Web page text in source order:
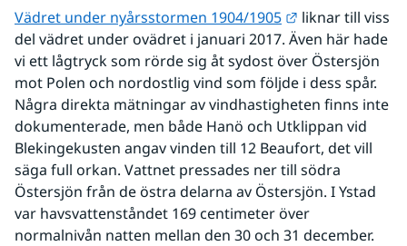
Vädret under nyårsstormen 1904/1905 Länk till annan
liknar till viss
del vädret under ovädret i januari 2017. Även här hade
vi ett lågtryck som rörde sig åt sydost över Östersjön
mot Polen och nordostlig vind som följde i dess spår.
Några direkta mätningar av vindhastigheten finns inte
dokumenterade, men både Hanö och Utklippan vid
Blekingekusten angav vinden till 12 Beaufort, det vill
säga full orkan. Vattnet pressades ner till södra
Östersjön från de östra delarna av Östersjön. I Ystad
var havsvattenståndet 169 centimeter över
normalnivån natten mellan den 30 och 31 december.